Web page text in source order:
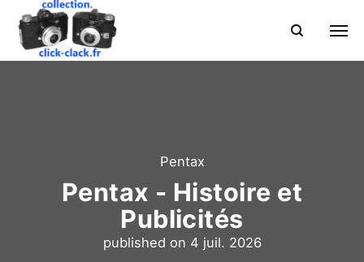
Pentax
Pentax - Histoire et
Publicités
published on 4 juil. 2026